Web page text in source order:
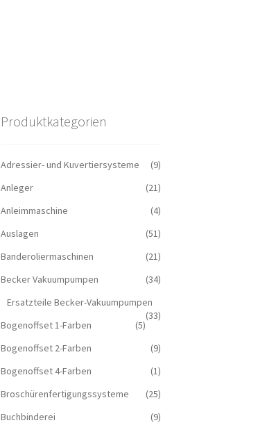
Produktkategorien
Adressier- und Kuvertiersysteme
(9)
Anleger
(21)
Anleimmaschine
(4)
Auslagen
(51)
Banderoliermaschinen
(21)
Becker Vakuumpumpen
(34)
Ersatzteile Becker-Vakuumpumpen
(33)
Bogenoffset 1-Farben
(5)
Bogenoffset 2-Farben
(9)
Bogenoffset 4-Farben
(1)
Broschürenfertigungssysteme
(25)
Buchbinderei
(9)